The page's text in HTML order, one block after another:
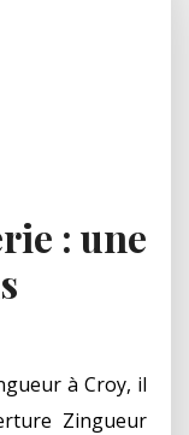
: une
à Croy, il
Zingueur